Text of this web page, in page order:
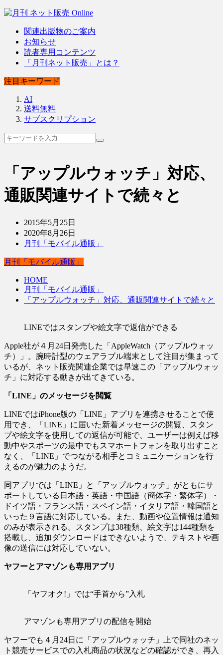
関連出版物のご案内
お知らせ
読者専用コンテンツ
「月刊ネット販売」とは？
注目キーワード
AI
送料無料
サブスクリプション
「アップルウォッチ」対応、
通販関連サイトで続々と
2015年5月25日
2020年8月26日
月刊「モバイル通販」
月刊「モバイル通販」
HOME
月刊「モバイル通販」
「アップルウォッチ」対応、通販関連サイトで続々と
LINEではスタンプや絵文字で返信ができる
Apple社が４月24日発売した「AppleWatch（アップルウォッ
チ）」。腕時計型のウェアラブル端末として注目が集まって
いるが、ネット販売関連企業では早速この「アップルウォッ
チ」に対応する動きが出てきている。
「LINE」のメッセージを閲覧
LINEではiPhone版の「LINE」アプリを連携させることで使
用でき、「LINE」に届いた新着メッセージの閲覧、スタン
プや絵文字を使用しての返信が可能で、ユーザーは例えば移
動中やスポーツの最中でもスマホートフォンを取り出すこと
なく、「LINE」でつながる相手とコミュニケーションを行
えるのが魅力のようだ。
同アプリでは「LINE」と「アップルウォッチ」がともにサ
ポートしている日本語・英語・中国語（簡体字・繁体字）・
ドイツ語・フランス語・スペイン語・イタリア語・韓国語と
いった９言語に対応している。また、動画や位置情報は通知
のみが表示される。スタンプは38種類、絵文字は144種類を
搭載し、追加ダウンロードはできないようで、テキストや画
像の送信には対応していない。
ヤフーとアマゾンも専用アプリ
「ヤフオク!」では“手首から”入札
アマゾンも専用アプリの配信を開始
ヤフーでも４月24日に「アップルウォッチ」上で同社のネッ
ト競売サービスでの入札商品の状況などの確認ができ、再入